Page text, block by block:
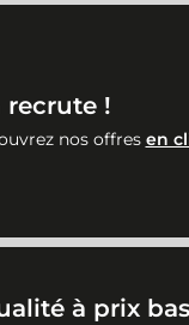
recrute !
nos offres en
à prix bas